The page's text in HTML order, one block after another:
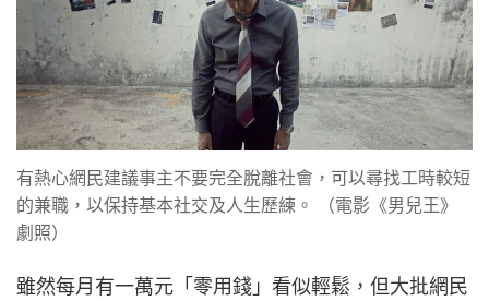
有熱心網民建議事主不要完全脫離社會，可以尋找工時較短
的兼職，以保持基本社交及人生歷練。 （電影《男兒王》
劇照）
雖然每月有一萬元「零用錢」看似輕鬆，但大批網民